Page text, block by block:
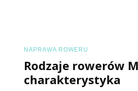
NAPRAWA ROWERU
Rodzaje rowerów
charakterystyka